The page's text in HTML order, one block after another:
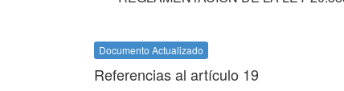
Documento Actualizado
Referencias al artículo 19